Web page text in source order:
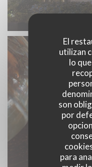
El
utilizan
lo
son
por
para